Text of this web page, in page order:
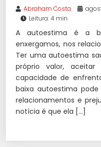
Abraham Costa
Leitura: 4 min
A autoestima é a
enxergamos, nos
Ter uma autoestima
próprio valor,
capacidade de
baixa autoestima
relacionamentos e
notícia é que ela […]